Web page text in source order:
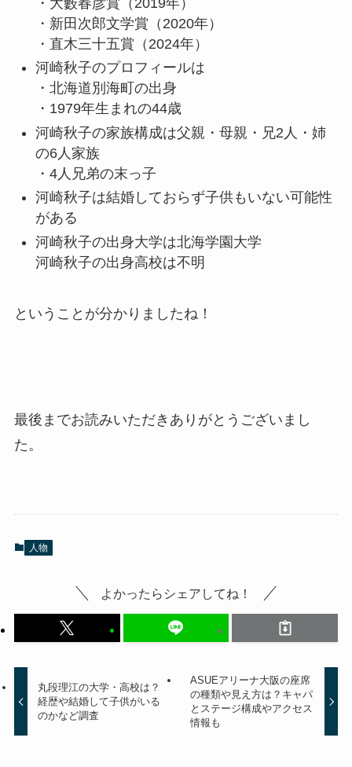
・新田次郎文学賞（2020年）
・直木三十五賞（2024年）
河崎秋子のプロフィールは
・北海道別海町の出身
・1979年生まれの44歳
河崎秋子の家族構成は父親・母親・兄2人・姉
の6人家族
・4人兄弟の末っ子
河崎秋子は結婚しておらず子供もいない可能性
がある
河崎秋子の出身大学は北海学園大学
河崎秋子の出身高校は不明
ということが分かりましたね！
最後までお読みいただきありがとうございまし
た。
人物
よかったらシェアしてね！
丸段理江の大学・高校は？
経歴や結婚して子供がいる
のかなど調査
ASUEアリーナ大阪の座席
の種類や見え方は？キャパ
とステージ構成やアクセス
情報も